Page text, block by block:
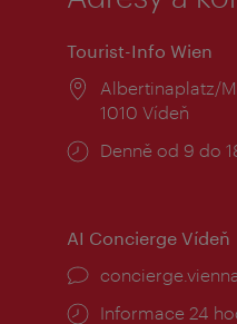
Tourist-Info Wien
Místo:
Albertinaplatz/
1010 Vídeň
Provozní
Denně od 9 do
AI Concierge Vídeň
Informace 24